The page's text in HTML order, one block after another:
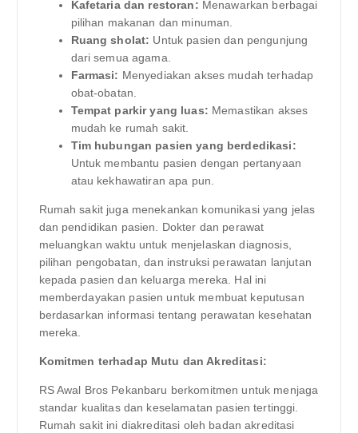
Kafetaria dan restoran: Menawarkan berbagai
pilihan makanan dan minuman.
Ruang sholat: Untuk pasien dan pengunjung
dari semua agama.
Farmasi: Menyediakan akses mudah terhadap
obat-obatan.
Tempat parkir yang luas: Memastikan akses
mudah ke rumah sakit.
Tim hubungan pasien yang berdedikasi:
Untuk membantu pasien dengan pertanyaan
atau kekhawatiran apa pun.
Rumah sakit juga menekankan komunikasi yang jelas
dan pendidikan pasien. Dokter dan perawat
meluangkan waktu untuk menjelaskan diagnosis,
pilihan pengobatan, dan instruksi perawatan lanjutan
kepada pasien dan keluarga mereka. Hal ini
memberdayakan pasien untuk membuat keputusan
berdasarkan informasi tentang perawatan kesehatan
mereka.
Komitmen terhadap Mutu dan Akreditasi:
RS Awal Bros Pekanbaru berkomitmen untuk menjaga
standar kualitas dan keselamatan pasien tertinggi.
Rumah sakit ini diakreditasi oleh badan akreditasi